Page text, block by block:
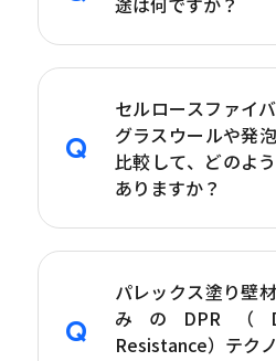
セルロースファイ
グラスウールや発
比較して、どのよ
ありますか？
パレックス塗り壁
みのDPR（
Resistance）テク